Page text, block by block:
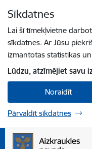
Sīkdatnes
Lai šī tīmekļvietne
sīkdatnes. Ar Jūsu
izmantotas statistikas
Lūdzu, atzīmējiet savu
Noraidīt
Pārvaldīt sīkdatnes